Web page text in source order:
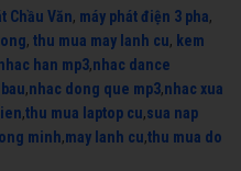
Chầu Văn, máy phát điện 3 pha,
, thu mua may lanh cu, kem
han mp3,nhac dance
,nhac dong que mp3,nhac xua
,thu mua laptop cu,sua nap
minh,may lanh cu,thu mua do